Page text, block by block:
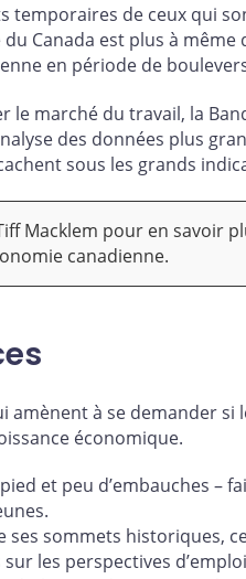
temporaires de ceux qui
Canada est plus à
en période de
marché du travail, la
des données plus
sous les grands
Macklem pour en savoir
canadienne.
amènent à se demander si
économique.
et peu d’embauches –
ses sommets historiques,
les perspectives